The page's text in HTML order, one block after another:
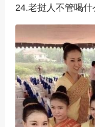
24.老挝人不管喝什